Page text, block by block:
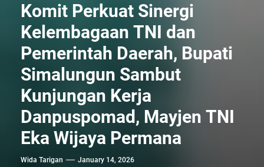
Komit Perkuat Sinergi
Kelembagaan TNI dan
Pemerintah Daerah, Bupati
Simalungun Sambut
Kunjungan Kerja
Danpuspomad, Mayjen TNI
Eka Wijaya Permana
Wida Tarigan January 14, 2026